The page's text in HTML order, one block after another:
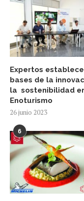
Expertos
bases de la
la sostenibilidad
Enoturismo
26 junio 2023
6